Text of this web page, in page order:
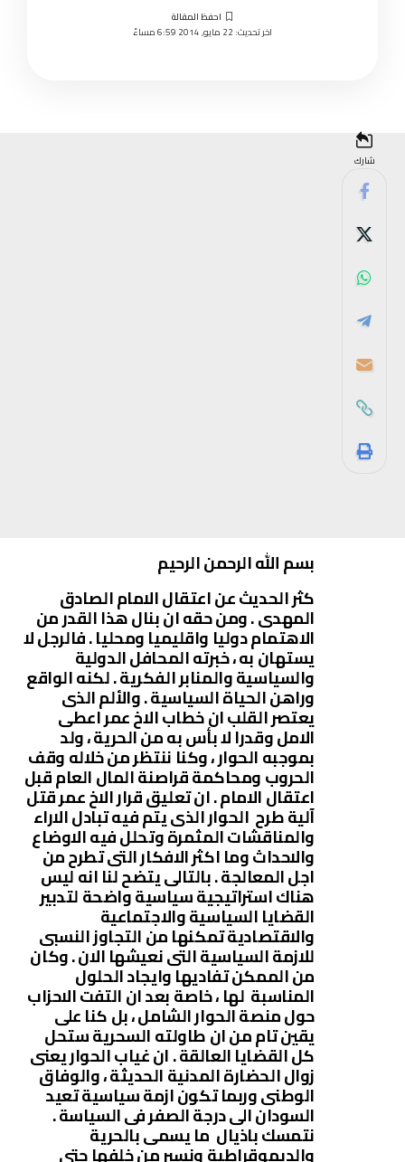
اخر تحديث: 22 مايو, 2014 6:59 مساءً
شارك
بسم الله الرحمن الرحيم
كثر الحديث عن اعتقال الامام الصادق
المهدى . ومن حقه ان بنال هذا القدر من
الاهتمام دوليا واقليميا ومحليا . فالرجل لا
يستهان به ، خبرته المحافل الدولية
والسياسية والمنابر الفكرية . لكنه الواقع
وراهن الحياة السياسية . والألم الذى
يعتصر القلب ان خطاب الاخ عمر اعطى
الامل وقدرا لا بأس به من الحرية ، ولد
بموجبه الحوار ، وكنا ننتظر من خلاله وقف
الحروب ومحاكمة قراصنة المال العام قبل
اعتقال الامام . ان تعليق قرار الاخ عمر قتل
آلية طرح الحوار الذى يتم فيه تبادل الاراء
والمناقشات المثمرة وتحلل فيه الاوضاع
والاحداث وما اكثر الافكار التى تطرح من
اجل المعالجة . بالتالى يتضح لنا انه ليس
هناك استراتيجية سياسية واضحة لتدبير
القضايا السياسية والاجتماعية
والاقتصادية تمكنها من التجاوز النسبى
للازمة السياسية التى نعيشها الان . وكان
من الممكن تفاديها وايجاد الحلول
المناسبة لها ، خاصة بعد ان التفت الاحزاب
حول منصة الحوار الشامل ، بل كنا على
يقين تام من ان طاولته السحرية ستحل
كل القضايا العالقة . ان غياب الحوار يعنى
زوال الحضارة المدنية الحديثة ، والوفاق
الوطنى وربما تكون ازمة سياسية تعيد
السودان الى درجة الصفر فى السياسة .
نتمسك باذيال ما يسمى بالحرية
والديموقراطية ونسير من خلفها حتى